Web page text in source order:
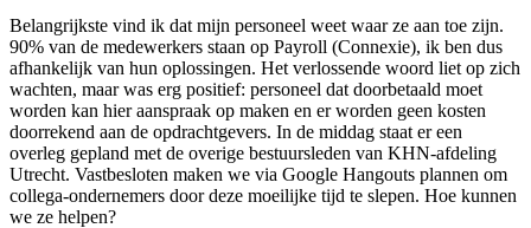
Belangrijkste vind ik dat mijn personeel weet waar ze aan toe zijn.
90% van de medewerkers staan op Payroll (Connexie), ik ben dus
afhankelijk van hun oplossingen. Het verlossende woord liet op zich
wachten, maar was erg positief: personeel dat doorbetaald moet
worden kan hier aanspraak op maken en er worden geen kosten
doorrekend aan de opdrachtgevers. In de middag staat er een
overleg gepland met de overige bestuursleden van KHN-afdeling
Utrecht. Vastbesloten maken we via Google Hangouts plannen om
collega-ondernemers door deze moeilijke tijd te slepen. Hoe kunnen
we ze helpen?